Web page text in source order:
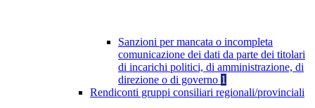
Sanzioni per mancata o incompleta
comunicazione dei dati da parte dei titolari
di incarichi politici, di amministrazione, di
direzione o di governo 1
Rendiconti gruppi consiliari regionali/provinciali